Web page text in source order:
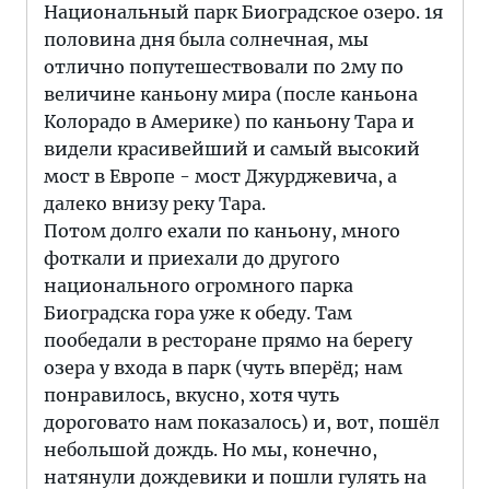
Национальный парк Биоградское озеро. 1я
половина дня была солнечная, мы
отлично попутешествовали по 2му по
величине каньону мира (после каньона
Колорадо в Америке) по каньону Тара и
видели красивейший и самый высокий
мост в Европе - мост Джурджевича, а
далеко внизу реку Тара.
Потом долго ехали по каньону, много
фоткали и приехали до другого
национального огромного парка
Биоградска гора уже к обеду. Там
пообедали в ресторане прямо на берегу
озера у входа в парк (чуть вперёд; нам
понравилось, вкусно, хотя чуть
дороговато нам показалось) и, вот, пошёл
небольшой дождь. Но мы, конечно,
натянули дождевики и пошли гулять на